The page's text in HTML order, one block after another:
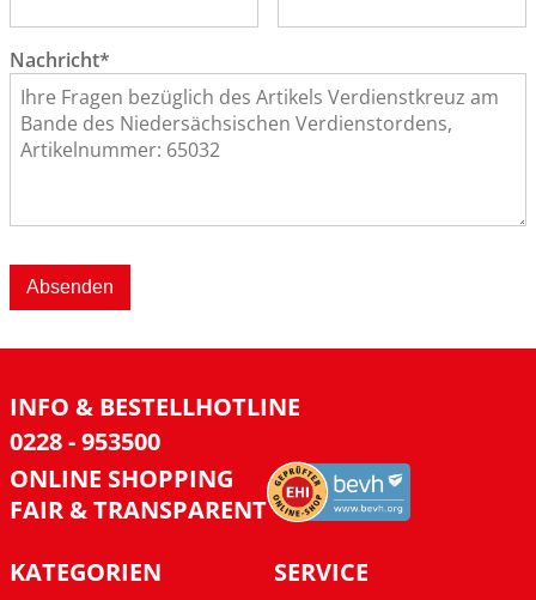
Nachricht*
Absenden
INFO & BESTELLHOTLINE
0228 - 953500
ONLINE SHOPPING
FAIR & TRANSPARENT
KATEGORIEN
SERVICE